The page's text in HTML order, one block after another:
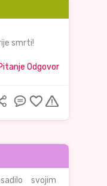
smrti!
Odgovor
svojim